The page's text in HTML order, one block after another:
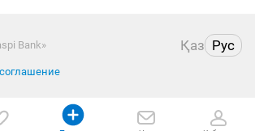
Bank» Қаз Рус